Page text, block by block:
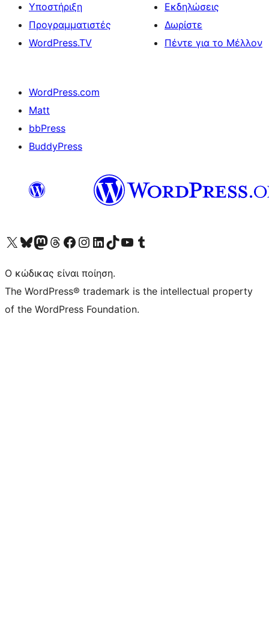
Υποστήριξη
Προγραμματιστές
WordPress.TV
Εκδηλώσεις
Δωρίστε
Πέντε για το Μέλλον
WordPress.com
Matt
bbPress
BuddyPress
Visit our X (formerly Twitter) account
Visit our Bluesky account
Επισκεφθείτε τον λογαριασμό μας στο Mastodon
Visit our Threads account
Επισκεφτείτε τη σελίδα μας στο Facebook
Επισκεφθείτε τον λογαριασμό μας Instagram
Επισκεφθείτε τον λογαριασμό μας LinkedIn
Visit our TikTok account
Visit our YouTube channel
Visit our Tumblr account
Ο κώδικας είναι ποίηση.
The WordPress® trademark is the intellectual property
of the WordPress Foundation.